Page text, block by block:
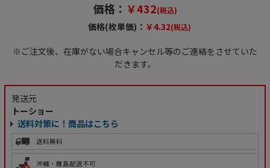
価格： ￥432(税込)
価格(枚単価)： ￥4.32(税込)
※ご注文後、在庫がない場合キャンセル等のご連絡をさせていた
だきます。
発送元
トーショー
送料対策に！商品はこちら
送料無料
沖縄・離島配送不可